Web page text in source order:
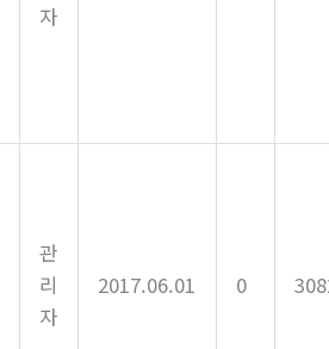
자
관
리
자
2017.06.01 0